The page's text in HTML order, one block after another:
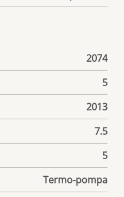
2074
5
2013
7.5
5
Termo-pompa